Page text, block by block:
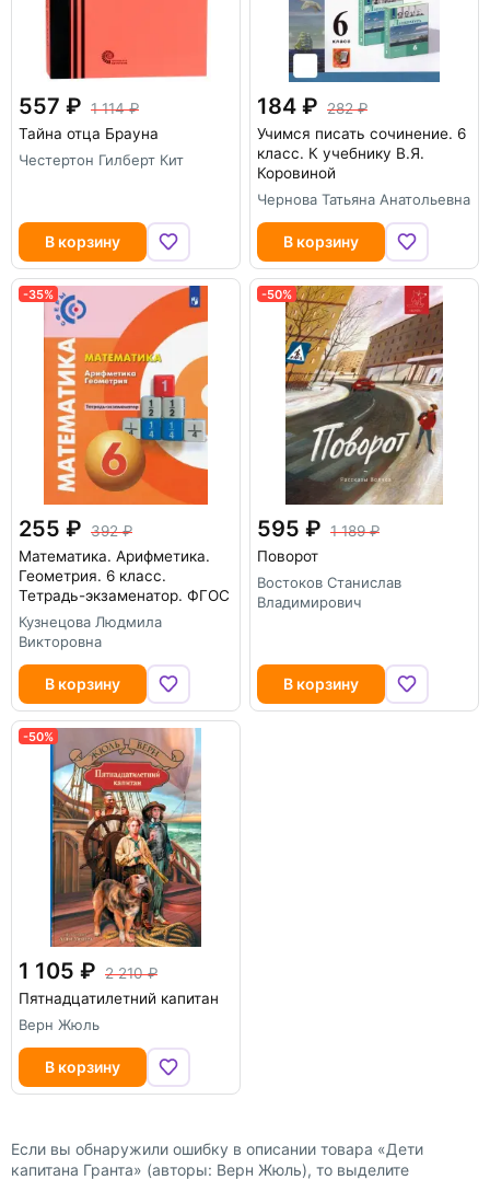
557
1 114
Тайна отца Брауна
Честертон Гилберт Кит
В корзину
184
282
Учимся писать сочинение. 6
класс. К учебнику В.Я.
Коровиной
Чернова Татьяна Анатольевна
В корзину
-35%
255
392
Математика. Арифметика.
Геометрия. 6 класс.
Тетрадь-экзаменатор. ФГОС
Кузнецова Людмила
Викторовна
В корзину
-50%
595
1 189
Поворот
Востоков Станислав
Владимирович
В корзину
-50%
1 105
2 210
Пятнадцатилетний капитан
Верн Жюль
В корзину
Если вы обнаружили ошибку в описании товара «Дети
капитана Гранта» (авторы: Верн Жюль), то выделите